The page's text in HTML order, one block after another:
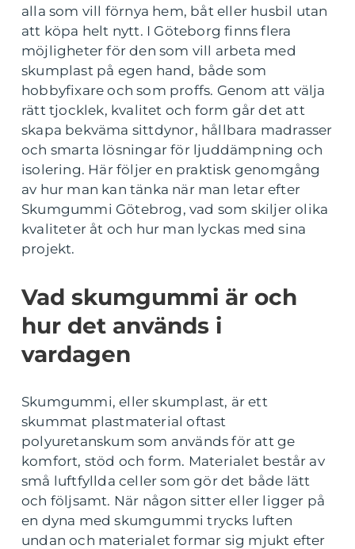
alla som vill förnya hem, båt eller husbil utan
att köpa helt nytt. I Göteborg finns flera
möjligheter för den som vill arbeta med
skumplast på egen hand, både som
hobbyfixare och som proffs. Genom att välja
rätt tjocklek, kvalitet och form går det att
skapa bekväma sittdynor, hållbara madrasser
och smarta lösningar för ljuddämpning och
isolering. Här följer en praktisk genomgång
av hur man kan tänka när man letar efter
Skumgummi Götebrog, vad som skiljer olika
kvaliteter åt och hur man lyckas med sina
projekt.
Vad skumgummi är och
hur det används i
vardagen
Skumgummi, eller skumplast, är ett
skummat plastmaterial oftast
polyuretanskum som används för att ge
komfort, stöd och form. Materialet består av
små luftfyllda celler som gör det både lätt
och följsamt. När någon sitter eller ligger på
en dyna med skumgummi trycks luften
undan och materialet formar sig mjukt efter